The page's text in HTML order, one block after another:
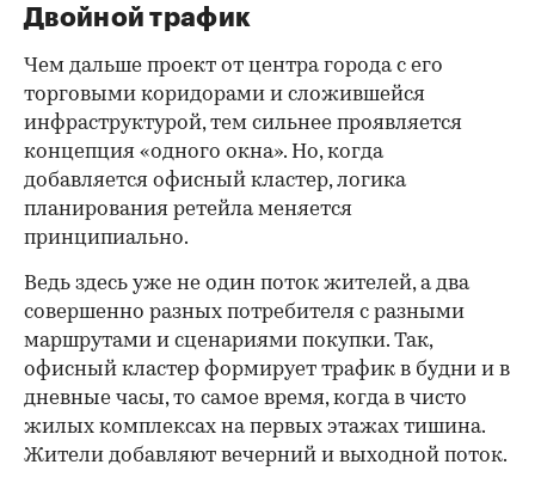
Двойной трафик
Чем дальше проект от центра города с его
торговыми коридорами и сложившейся
инфраструктурой, тем сильнее проявляется
концепция «одного окна». Но, когда
добавляется офисный кластер, логика
планирования ретейла меняется
принципиально.
Ведь здесь уже не один поток жителей, а два
совершенно разных потребителя с разными
маршрутами и сценариями покупки. Так,
офисный кластер формирует трафик в будни и в
дневные часы, то самое время, когда в чисто
жилых комплексах на первых этажах тишина.
Жители добавляют вечерний и выходной поток.